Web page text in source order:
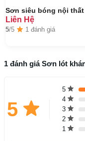
Sơn siêu bóng nội thất
Liên Hệ
5/5 1 đánh giá
1 đánh giá Sơn lót
5
5
4
3
2
1